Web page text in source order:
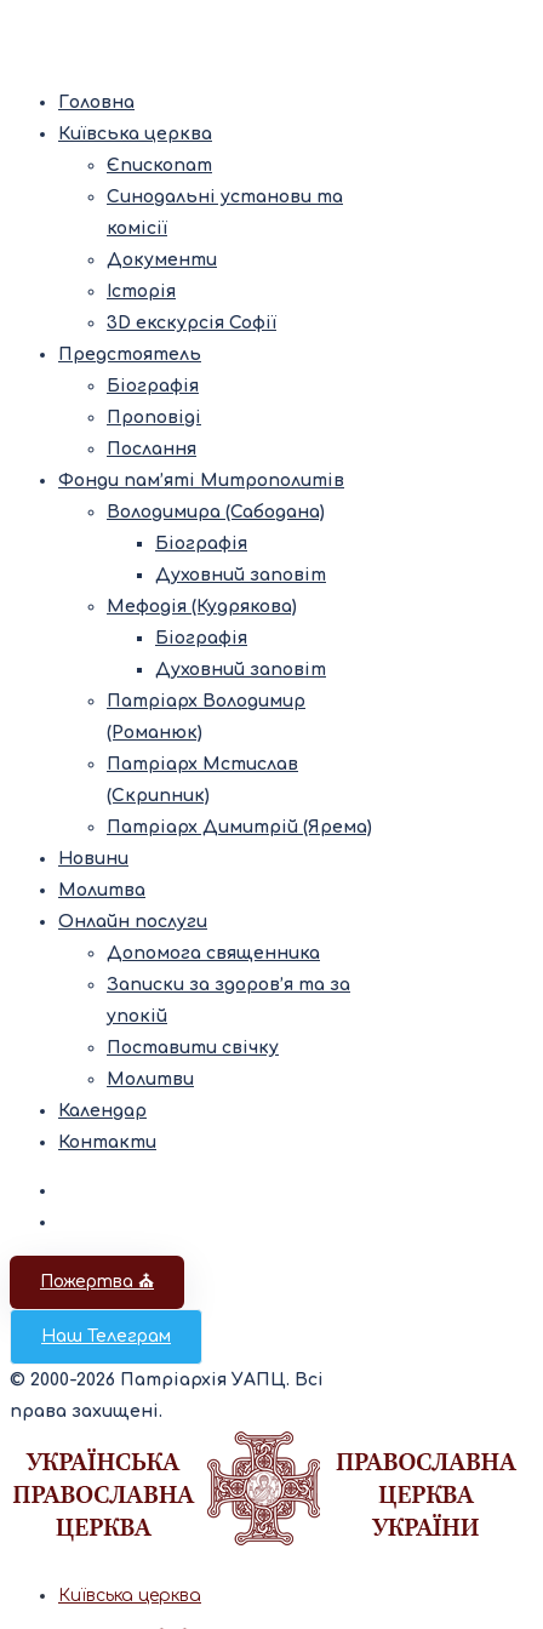
Головна
Київська церква
Єпископат
Синодальні установи та
комісії
Документи
Історія
3D екскурсія Софії
Предстоятель
Біографія
Проповіді
Послання
Фонди пам’яті Митрополитів
Володимира (Сабодана)
Біографія
Духовний заповіт
Мефодія (Кудрякова)
Біографія
Духовний заповіт
Патріарх Володимир
(Романюк)
Патріарх Мстислав
(Скрипник)
Патріарх Димитрій (Ярема)
Новини
Молитва
Онлайн послуги
Допомога священника
Записки за здоров’я та за
упокій
Поставити свічку
Молитви
Календар
Контакти
Пожертва ⛪️
Наш Телеграм
© 2000-2026 Патріархія УАПЦ. Всі
права захищені.
Київська церква